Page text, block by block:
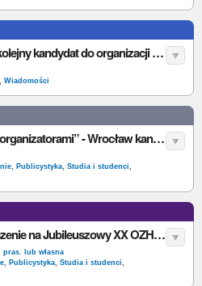
„Czas na Lublin!” - kolejny kandydat do organizacji XXI OZHS
, Wiadomości
„Jesteśmy dobrymi organizatorami” - Wrocław kandydatem do organizacji XXI OZHS
, Publicystyka, Studia i studenci,
List otwarty - zaproszenie na Jubileuszowy XX OZHS do Katowic
pras. lub własna
, Publicystyka, Studia i studenci,